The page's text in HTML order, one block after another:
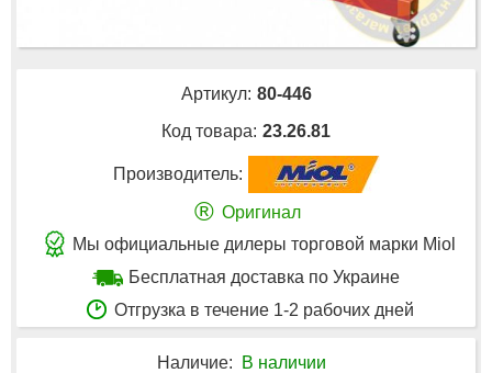
Артикул: 80-446
Код товара: 23.26.81
Производитель:
® Оригинал
Мы официальные дилеры торговой марки Miol
Бесплатная доставка по Украине
Отгрузка в течение 1-2 рабочих дней
Наличие: В наличии